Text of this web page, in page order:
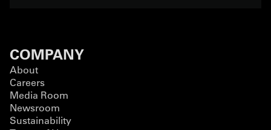
COMPANY
About
Careers
Media Room
Newsroom
Sustainability